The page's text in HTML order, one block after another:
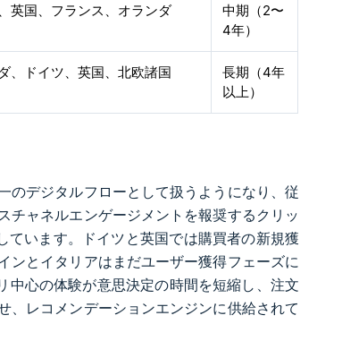
英国、フランス、オランダ
中期（2〜
4年）
、ドイツ、英国、北欧諸国
長期（4年
以上）
のデジタルフローとして扱うようになり、従
チャネルエンゲージメントを報奨するクリッ
ています。ドイツと英国では購買者の新規獲
ンとイタリアはまだユーザー獲得フェーズに
中心の体験が意思決定の時間を短縮し、注文
、レコメンデーションエンジンに供給されて